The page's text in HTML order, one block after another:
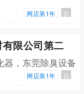
网店第1年 百
限公司第二
器，东莞除臭设备
网店第1年 百